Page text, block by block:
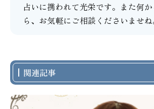
占いに携われて光栄です。また何
ら、お気軽にご相談くださいませね
関連記事